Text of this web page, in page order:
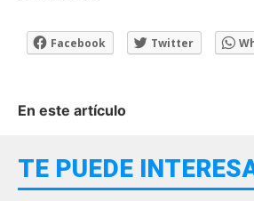
Facebook Twitter
En este artículo
TE PUEDE